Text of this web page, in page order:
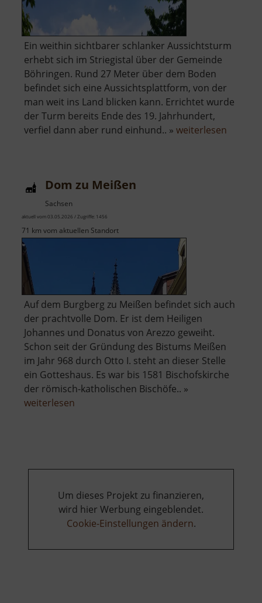
Ein weithin sichtbarer schlanker Aussichtsturm
erhebt sich im Striegistal über der Gemeinde
Böhringen. Rund 27 Meter über dem Boden
befindet sich eine Aussichtsplattform, von der
man weit ins Land blicken kann. Errichtet wurde
der Turm bereits Ende des 19. Jahrhundert,
verfiel dann aber rund einhund.. » weiterlesen
Dom zu Meißen
Sachsen
aktuell vom 03.05.2026 / Zugriffe: 1456
71 km vom aktuellen Standort
Auf dem Burgberg zu Meißen befindet sich auch
der prachtvolle Dom. Er ist dem Heiligen
Johannes und Donatus von Arezzo geweiht.
Schon seit der Gründung des Bistums Meißen
im Jahr 968 durch Otto I. steht an dieser Stelle
ein Gotteshaus. Es war bis 1581 Bischofskirche
der römisch-katholischen Bischöfe.. »
weiterlesen
Um dieses Projekt zu finanzieren,
wird hier Werbung eingeblendet.
Cookie-Einstellungen ändern.